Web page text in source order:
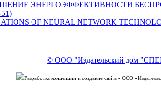
ЭНЕРГОЭФФЕКТИВНОСТИ
OF NEURAL NETWORK
© ООО "Издательский дом
Разработка концепции и создание сайта - ООО